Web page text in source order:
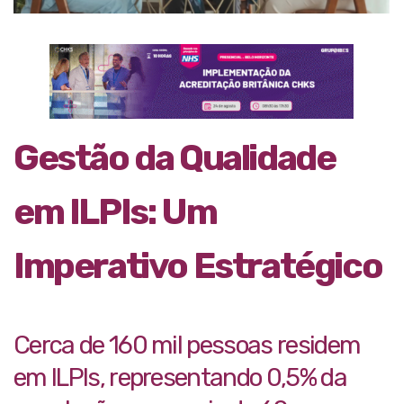
Gestão da Qualidade
em ILPIs: Um
Imperativo Estratégico
Cerca de 160 mil pessoas residem
em ILPIs, representando 0,5% da